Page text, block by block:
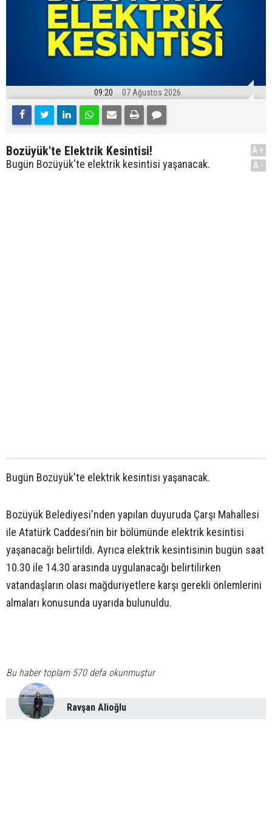
09:20 07 Ağustos 2026
Bozüyük'te Elektrik Kesintisi!
Bugün Bozüyük'te elektrik kesintisi yaşanacak.
A+
A-
Bugün Bozüyük'te elektrik kesintisi yaşanacak.
Bozüyük Belediyesi'nden yapılan duyuruda Çarşı Mahallesi
ile Atatürk Caddesi’nin bir bölümünde elektrik kesintisi
yaşanacağı belirtildi. Ayrıca elektrik kesintisinin bugün saat
10.30 ile 14.30 arasında uygulanacağı belirtilirken
vatandaşların olası mağduriyetlere karşı gerekli önlemlerini
almaları konusunda uyarıda bulunuldu.
Bu haber toplam 570 defa okunmuştur
Ravşan Alioğlu